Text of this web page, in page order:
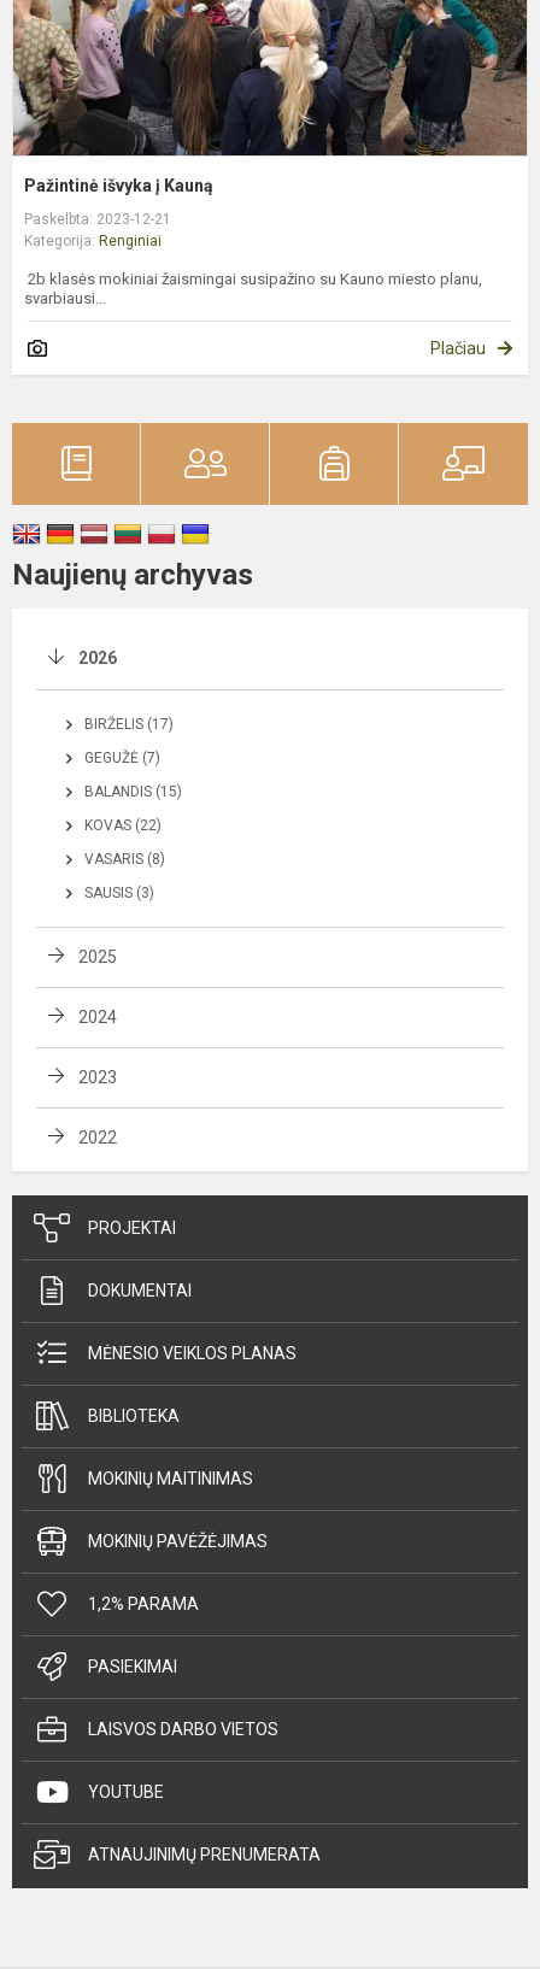
Pažintinė išvyka į Kauną
Paskelbta: 2023-12-21
Kategorija: Renginiai
2b klasės mokiniai žaismingai susipažino su Kauno miesto planu,
svarbiausi...
Plačiau
Naujienų archyvas
2026
BIRŽELIS (17)
GEGUŽĖ (7)
BALANDIS (15)
KOVAS (22)
VASARIS (8)
SAUSIS (3)
2025
2024
2023
2022
PROJEKTAI
DOKUMENTAI
MĖNESIO VEIKLOS PLANAS
BIBLIOTEKA
MOKINIŲ MAITINIMAS
MOKINIŲ PAVĖŽĖJIMAS
1,2% PARAMA
PASIEKIMAI
LAISVOS DARBO VIETOS
YOUTUBE
ATNAUJINIMŲ PRENUMERATA